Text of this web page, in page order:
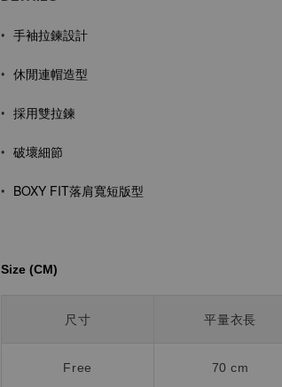
• 手袖拉鍊設計
• 休閒連帽造型
• 採用雙拉鍊
• 破壞細節
• BOXY FIT落肩寬短版型
Size (CM)⁡⁡
尺寸 平量衣長
Free 70 cm